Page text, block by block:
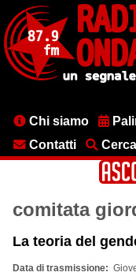
contenuto
principale
MenuChi siamo
Contatti
Cerca
comitata
La teoria del
Data di trasmissione